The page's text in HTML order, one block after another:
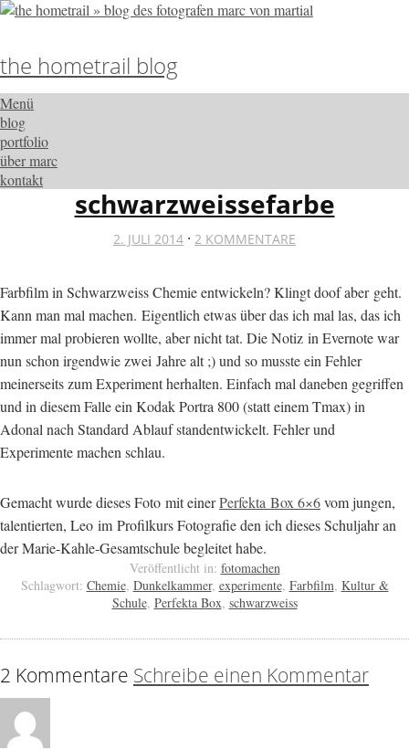
the hometrail blog
Menü
blog
portfolio
über marc
kontakt
schwarzweissefarbe
2. JULI 2014 · 2 KOMMENTARE
Farbfilm in Schwarzweiss Chemie entwickeln? Klingt doof aber geht.
Kann man mal machen. Eigentlich etwas über das ich mal las, das ich
immer mal probieren wollte, aber nicht tat. Die Notiz in Evernote war
nun schon irgendwie zwei Jahre alt ;) und so musste ein Fehler
meinerseits zum Experiment herhalten. Einfach mal daneben gegriffen
und in diesem Falle ein Kodak Portra 800 (statt einem Tmax) in
Adonal nach Standard Ablauf standentwickelt. Fehler und
Experimente machen schlau.
Gemacht wurde dieses Foto mit einerPerfekta Box 6×6vom jungen,
talentierten, Leo im Profilkurs Fotografie den ich dieses Schuljahr an
der Marie-Kahle-Gesamtschule begleitet habe.
Veröffentlicht in: fotomachen
Schlagwort: Chemie, Dunkelkammer, experimente, Farbfilm, Kultur &
Schule, Perfekta Box, schwarzweiss
2 Kommentare Schreibe einen Kommentar